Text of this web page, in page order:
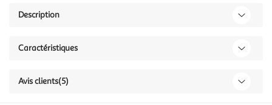
Description
Caractéristiques
Avis clients(5)